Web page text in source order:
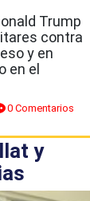
Trump
contra
y en
en el
0 Comentarios
y